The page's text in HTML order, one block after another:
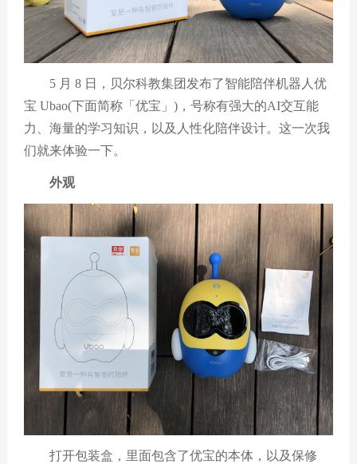
5 月 8 日，贝尔科教集团发布了智能陪伴机器人优
宝 Ubao(下面简称「优宝」)，号称有强大的AI交互能
力、海量的学习知识，以及人性化陪伴设计。这一次我
们就来体验一下。
外观
打开包装盒，里面包含了优宝的本体，以及保修